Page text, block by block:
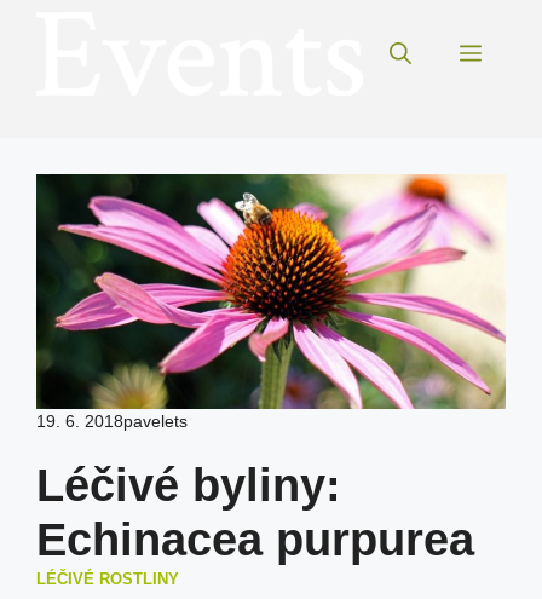
Menu
19. 6. 2018pavelets
Léčivé byliny:
Echinacea purpurea
LÉČIVÉ ROSTLINY